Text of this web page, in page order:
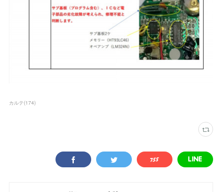
カルテ(174)